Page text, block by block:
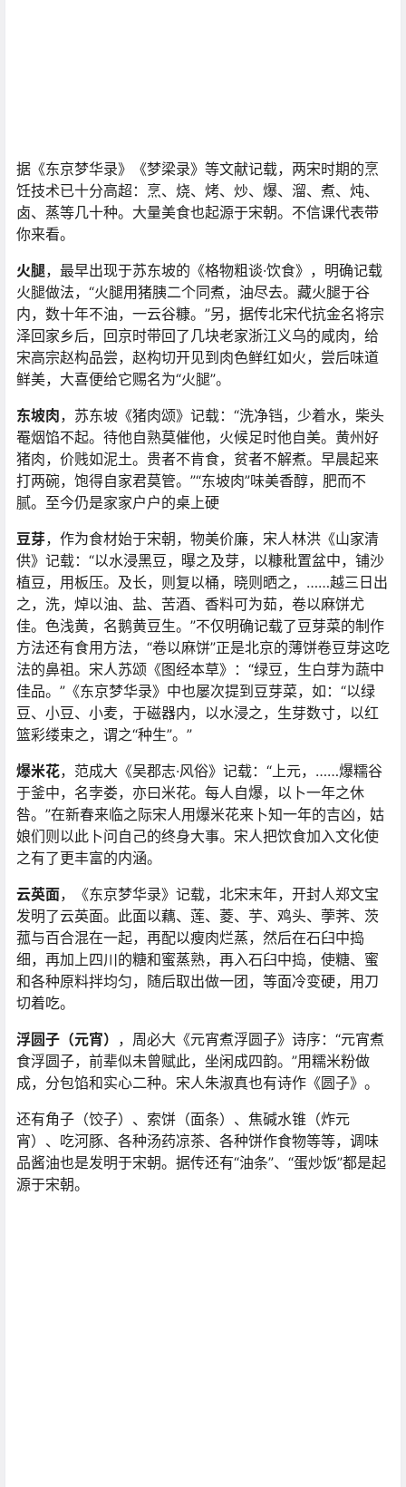
据《东京梦华录》《梦梁录》等文献记载，两宋时期的烹
饪技术已十分高超：烹、烧、烤、炒、爆、溜、煮、炖、
卤、蒸等几十种。大量美食也起源于宋朝。不信课代表带
你来看。
火腿，最早出现于苏东坡的《格物粗谈·饮食》，明确记载
火腿做法，“火腿用猪胰二个同煮，油尽去。藏火腿于谷
内，数十年不油，一云谷糠。”另，据传北宋代抗金名将宗
泽回家乡后，回京时带回了几块老家浙江义乌的咸肉，给
宋高宗赵构品尝，赵构切开见到肉色鲜红如火，尝后味道
鲜美，大喜便给它赐名为“火腿”。
东坡肉，苏东坡《猪肉颂》记载：“洗净铛，少着水，柴头
罨烟馅不起。待他自熟莫催他，火候足时他自美。黄州好
猪肉，价贱如泥土。贵者不肯食，贫者不解煮。早晨起来
打两碗，饱得自家君莫管。”“东坡肉”味美香醇，肥而不
腻。至今仍是家家户户的桌上硬
豆芽，作为食材始于宋朝，物美价廉，宋人林洪《山家清
供》记载：“以水浸黑豆，曝之及芽，以糠秕置盆中，铺沙
植豆，用板压。及长，则复以桶，晓则晒之，……越三日出
之，洗，焯以油、盐、苦酒、香料可为茹，卷以麻饼尤
佳。色浅黄，名鹅黄豆生。”不仅明确记载了豆芽菜的制作
方法还有食用方法，“卷以麻饼”正是北京的薄饼卷豆芽这吃
法的鼻祖。宋人苏颂《图经本草》：“绿豆，生白芽为蔬中
佳品。”《东京梦华录》中也屡次提到豆芽菜，如：“以绿
豆、小豆、小麦，于磁器内，以水浸之，生芽数寸，以红
篮彩缕束之，谓之“种生”。”
爆米花，范成大《吴郡志·风俗》记载：“上元，……爆糯谷
于釜中，名孛娄，亦曰米花。每人自爆，以卜一年之休
咎。”在新春来临之际宋人用爆米花来卜知一年的吉凶，姑
娘们则以此卜问自己的终身大事。宋人把饮食加入文化使
之有了更丰富的内涵。
云英面，《东京梦华录》记载，北宋末年，开封人郑文宝
发明了云英面。此面以藕、莲、菱、芋、鸡头、荸荠、茨
菰与百合混在一起，再配以瘦肉烂蒸，然后在石臼中捣
细，再加上四川的糖和蜜蒸熟，再入石臼中捣，使糖、蜜
和各种原料拌均匀，随后取出做一团，等面冷变硬，用刀
切着吃。
浮圆子（元宵） ，周必大《元宵煮浮圆子》诗序：“元宵煮
食浮圆子，前辈似未曾赋此，坐闲成四韵。”用糯米粉做
成，分包馅和实心二种。宋人朱淑真也有诗作《圆子》。
还有角子（饺子）、索饼（面条）、焦碱水锥（炸元
宵）、吃河豚、各种汤药凉茶、各种饼作食物等等，调味
品酱油也是发明于宋朝。据传还有“油条”、“蛋炒饭”都是起
源于宋朝。